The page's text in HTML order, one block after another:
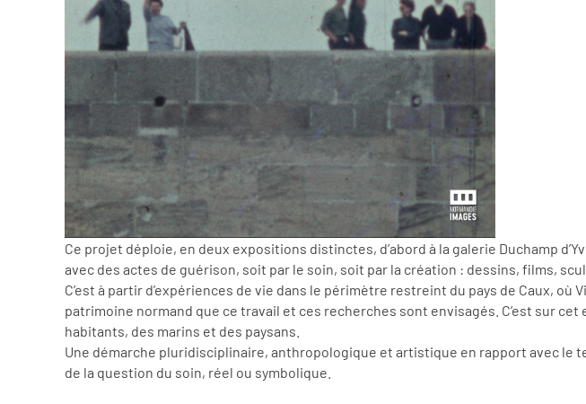
Ce projet déploie, en deux expositions distinctes, d’abord à la galerie Duchamp
avec des actes de guérison, soit par le soin, soit par la création : dessins, films,
C’est à partir d’expériences de vie dans le périmètre restreint du pays de Caux,
patrimoine normand que ce travail et ces recherches sont envisagés. C’est sur
habitants, des marins et des paysans.
Une démarche pluridisciplinaire, anthropologique et artistique en rapport avec le
de la question du soin, réel ou symbolique.